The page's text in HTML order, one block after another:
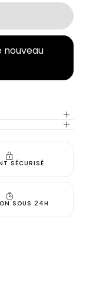
SÉCURISÉ
SOUS 24H